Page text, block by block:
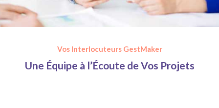
Vos Interlocuteurs GestMaker
Une Équipe à l’Écoute de Vos Projets